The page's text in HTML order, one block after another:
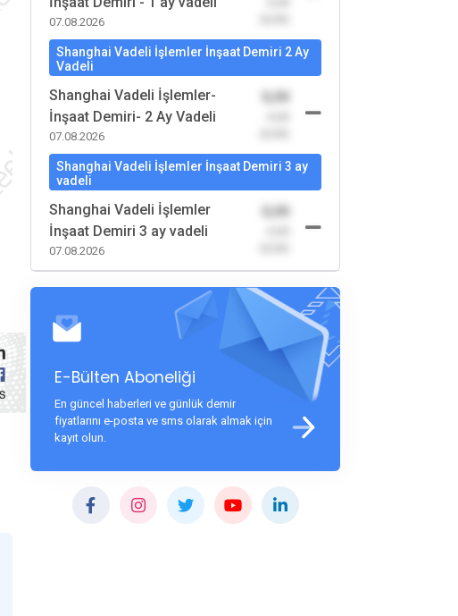
07.08.2026
Shanghai Vadeli İşlemler İnşaat Demiri 2 Ay
Vadeli
Shanghai Vadeli İşlemler-
İnşaat Demiri- 2 Ay Vadeli
07.08.2026
0,00
Shanghai Vadeli İşlemler İnşaat Demiri 3 ay
vadeli
Shanghai Vadeli İşlemler
İnşaat Demiri 3 ay vadeli
07.08.2026
0,00
E-Bülten Aboneliği
En güncel haberleri ve günlük demir
fiyatlarını e-posta ve sms olarak almak için
kayıt olun.